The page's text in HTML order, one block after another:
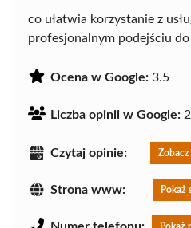
co ułatwia korzystanie z
profesjonalnym podejściu
Ocena w Google: 3.5
Liczba opinii w Google:
Czytaj opinie: Zobacz
Strona www: Pokaż